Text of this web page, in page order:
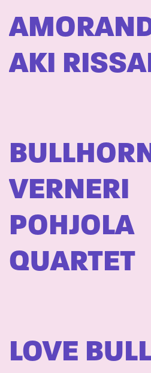
AKI
VERNERI
POHJOLA
QUARTET
LOVE